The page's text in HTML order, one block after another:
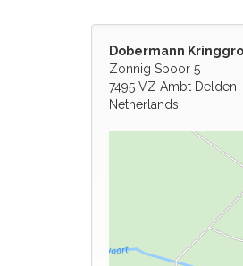
Dobermann
Zonnig Spoor 5
7495 VZ Ambt Delden
Netherlands